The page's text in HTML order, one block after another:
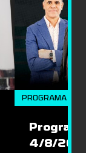
PROGRAMA
4/8/